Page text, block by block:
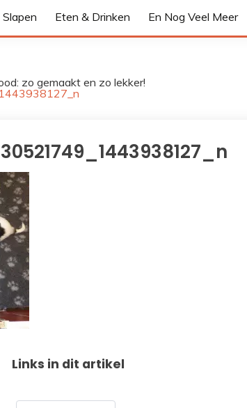
Slapen Eten & Drinken En Nog Veel Meer
zo gemaakt en zo lekker!
Links in dit artikel